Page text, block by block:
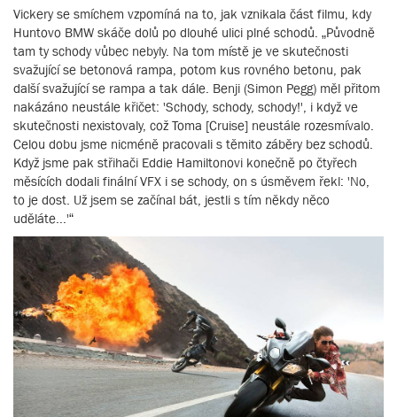
Vickery se smíchem vzpomíná na to, jak vznikala část filmu, kdy
Huntovo BMW skáče dolů po dlouhé ulici plné schodů. „Původně
tam ty schody vůbec nebyly. Na tom místě je ve skutečnosti
svažující se betonová rampa, potom kus rovného betonu, pak
další svažující se rampa a tak dále. Benji (Simon Pegg) měl přitom
nakázáno neustále křičet: 'Schody, schody, schody!', i když ve
skutečnosti nexistovaly, což Toma [Cruise] neustále rozesmívalo.
Celou dobu jsme nicméně pracovali s těmito záběry bez schodů.
Když jsme pak střihači Eddie Hamiltonovi konečně po čtyřech
měsících dodali finální VFX i se schody, on s úsměvem řekl: 'No,
to je dost. Už jsem se začínal bát, jestli s tím někdy něco
uděláte...'“